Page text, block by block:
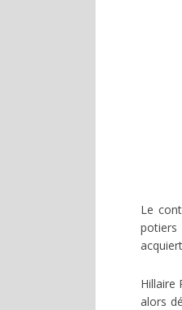
Le
potiers
Hillaire
alors